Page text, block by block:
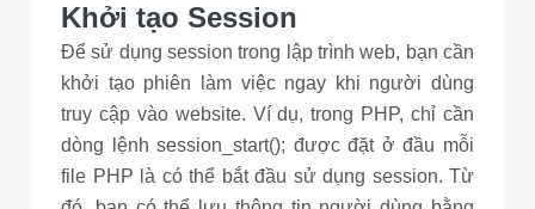
Khởi tạo Session
Để sử dụng session trong lập trình web, bạn cần
khởi tạo phiên làm việc ngay khi người dùng
truy cập vào website. Ví dụ, trong PHP, chỉ cần
dòng lệnh session_start(); được đặt ở đầu mỗi
file PHP là có thể bắt đầu sử dụng session. Từ